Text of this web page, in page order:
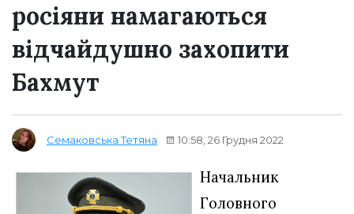
росіяни намагаються
відчайдушно захопити
Бахмут
Семаковська Тетяна 10:58, 26 Грудня 2022
Начальник
Головного